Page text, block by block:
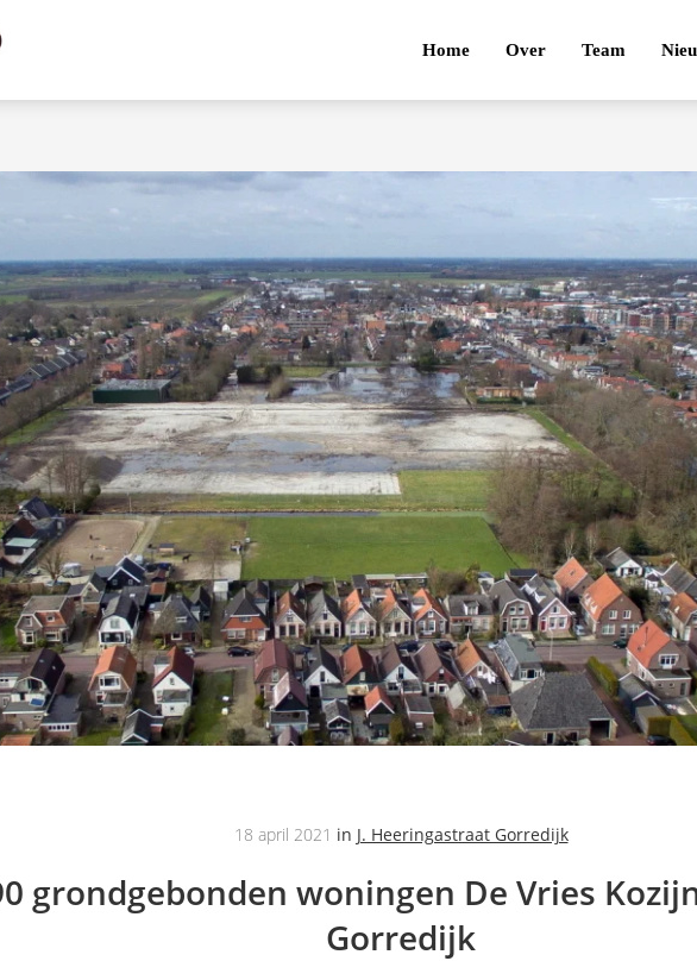
Home Over Team
18 april 2021 in J. Heeringastraat Gorredijk
grondgebonden woningen De Vries
Gorredijk